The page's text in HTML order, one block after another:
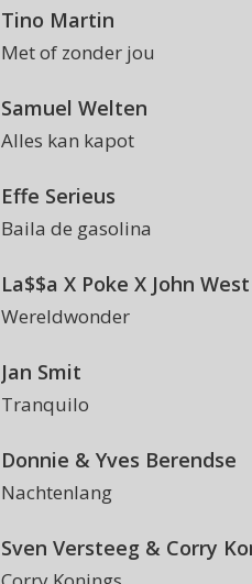
Tino Martin
Met of zonder jou
Samuel Welten
Alles kan kapot
Effe Serieus
Baila de gasolina
Wereldwonder
Jan Smit
Tranquilo
Donnie & Yves Berendse
Nachtenlang
Sven Versteeg & Corry